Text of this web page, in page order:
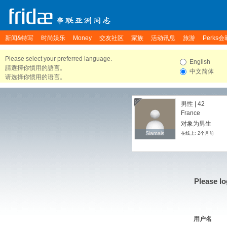
新闻&特写 时尚娱乐 Money 交友社区 家族 活动讯息 旅游 Perks会
Please select your preferred language.
請選擇你慣用的語言。
请选择你惯用的语言。
English
中文简体
Siamais
Siamais
男性 | 42
France
对象为男生
在线上: 2个月前
Please
用户名